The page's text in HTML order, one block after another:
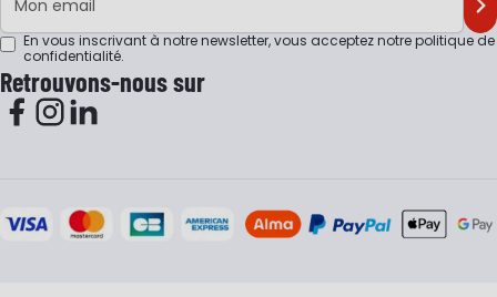
En vous inscrivant à notre newsletter, vous acceptez notrepolitique de
confidentialité.
Retrouvons-nous sur